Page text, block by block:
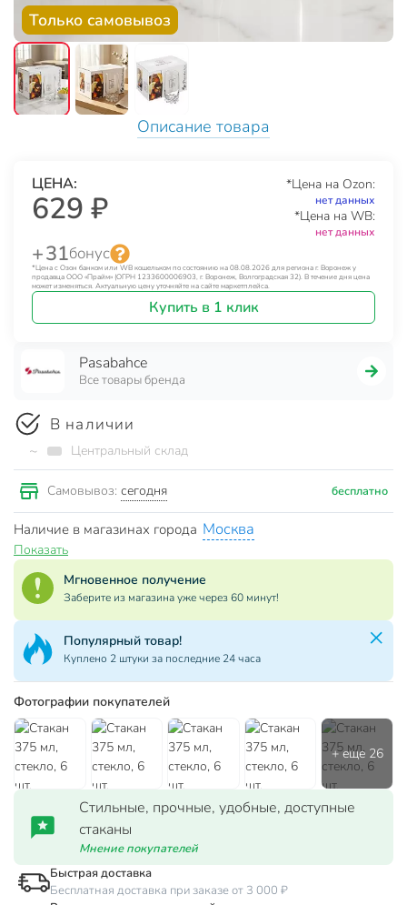
Только самовывоз
Описание товара
ЦЕНА:
629 ₽
*Цена на Ozon:
нет данных
*Цена на WB:
нет данных
+ 31бонус
*Цена с Озон банком или WB кошельком по состоянию на 08.08.2026 для региона г. Воронеж у
продавца ООО «Прайм» (ОГРН 1233600006903, г. Воронеж, Волгоградская 32). В течение дня цена
может изменяться. Актуальную цену уточняйте на сайте маркетплейса.
Купить в 1 клик
Pasabahce
Все товары бренда
В наличии
~ Центральный склад
Самовывоз: сегодня бесплатно
Наличие в магазинах города Москва
Показать
Мгновенное получение
Заберите из магазина уже через 60 минут!
Популярный товар!
Куплено 2 штуки за последние 24 часа
Фотографии покупателей
Стильные, прочные, удобные, доступные
стаканы
Мнение покупателей
Быстрая доставка
Бесплатная доставка при заказе от 3 000 ₽